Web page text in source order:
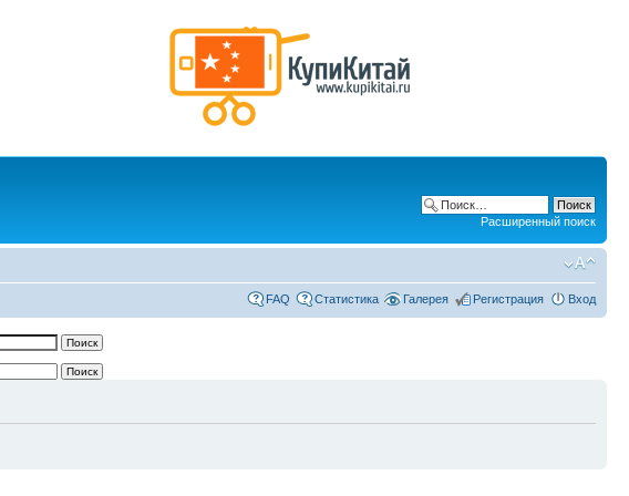
Расширенный поиск
FAQ Статистика Галерея Регистрация Вход